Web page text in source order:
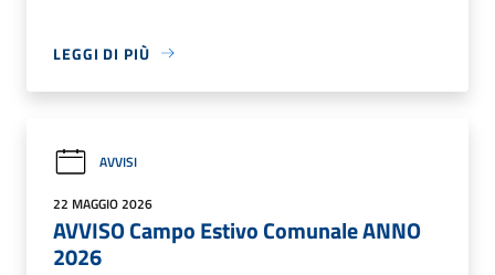
LEGGI DI PIÙ
AVVISI
22 MAGGIO 2026
AVVISO Campo Estivo Comunale ANNO
2026